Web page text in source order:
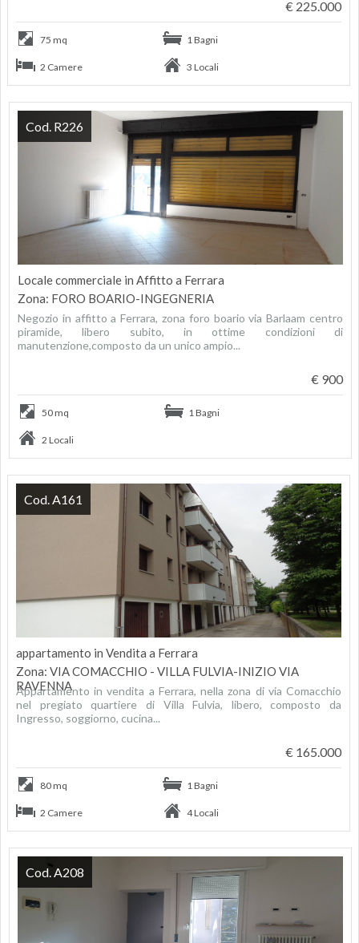
€ 225.000
75 mq 1 Bagni
2 Camere 3 Locali
Locale commerciale in Affitto a Ferrara
Zona: FORO BOARIO-INGEGNERIA
Negozio in affitto a Ferrara, zona foro boario via Barlaam centro
piramide, libero subito, in ottime condizioni di
manutenzione,composto da un unico ampio...
€ 900
Cod. R226
50 mq 1 Bagni
2 Locali
appartamento in Vendita a Ferrara
Zona: VIA COMACCHIO - VILLA FULVIA-INIZIO VIA
RAVENNA
Appartamento in vendita a Ferrara, nella zona di via Comacchio
nel pregiato quartiere di Villa Fulvia, libero, composto da
Ingresso, soggiorno, cucina...
€ 165.000
Cod. A161
80 mq 1 Bagni
2 Camere 4 Locali
Cod. A208